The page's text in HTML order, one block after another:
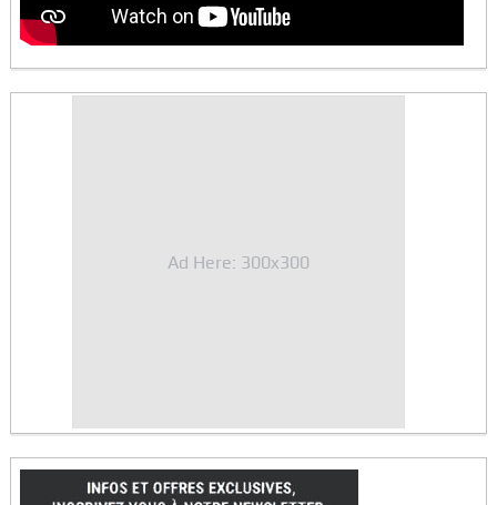
Ad Here: 300x300